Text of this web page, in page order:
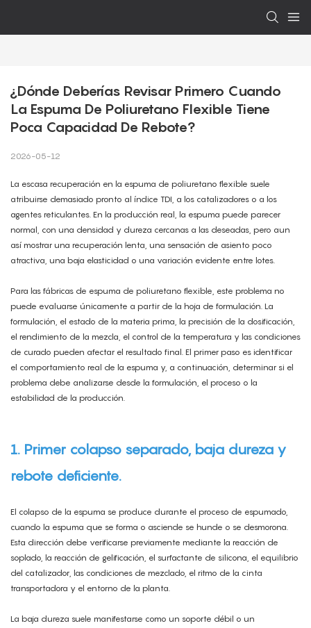
¿Dónde Deberías Revisar Primero Cuando
La Espuma De Poliuretano Flexible Tiene
Poca Capacidad De Rebote?
2026-05-12
La escasa recuperación en la espuma de poliuretano flexible suele
atribuirse demasiado pronto al índice TDI, a los catalizadores o a los
agentes reticulantes. En la producción real, la espuma puede parecer
normal, con una densidad y dureza cercanas a las deseadas, pero aun
así mostrar una recuperación lenta, una sensación de asiento poco
atractiva, una baja elasticidad o una variación evidente entre lotes.
Para las fábricas de espuma de poliuretano flexible, este problema no
puede evaluarse únicamente a partir de la hoja de formulación. La
formulación, el estado de la materia prima, la precisión de la dosificación,
el rendimiento de la mezcla, el control de la temperatura y las condiciones
de curado pueden afectar el resultado final. El primer paso es identificar
el comportamiento real de la espuma y, a continuación, determinar si el
problema debe analizarse desde la formulación, el proceso o la
estabilidad de la producción.
1. Primer colapso separado, baja dureza y
rebote deficiente.
El colapso de la espuma se produce durante el proceso de espumado,
cuando la espuma que se forma o asciende se hunde o se desmorona.
Esta dirección debe verificarse previamente mediante la reacción de
soplado, la reacción de gelificación, el surfactante de silicona, el equilibrio
del catalizador, las condiciones de mezclado, el ritmo de la cinta
transportadora y el entorno de la planta.
La baja dureza suele manifestarse como un soporte débil o un